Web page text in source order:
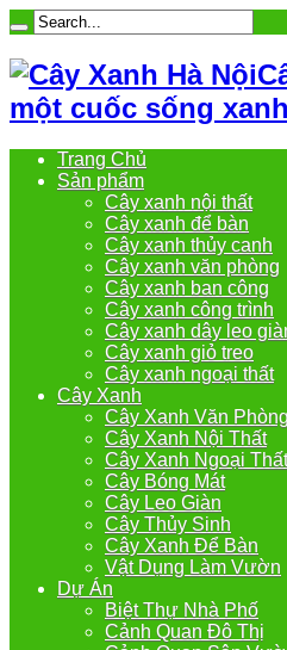
một cuốc sống xanh
Trang Chủ
Sản phẩm
Cây xanh nội thất
Cây xanh để bàn
Cây xanh thủy canh
Cây xanh văn phòng
Cây xanh ban công
Cây xanh công trình
Cây xanh dây leo
Cây xanh giỏ treo
Cây xanh ngoại thất
Cây Xanh
Cây Xanh Văn Phòng
Cây Xanh Nội Thất
Cây Xanh Ngoại Thất
Cây Bóng Mát
Cây Leo Giàn
Cây Thủy Sinh
Cây Xanh Để Bàn
Vật Dụng Làm Vườn
Dự Án
Biệt Thự Nhà Phố
Cảnh Quan Đô Thị